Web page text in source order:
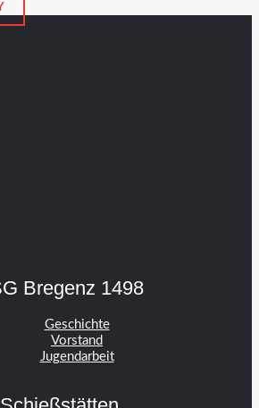
Bregenz 1498
Geschichte
Vorstand
Jugendarbeit